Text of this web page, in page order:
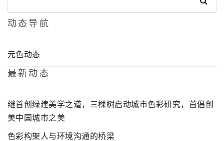
动态导航
元色动态
最新动态
继首创绿建美学之道，三棵树启动城市色彩研究，首倡创
美中国城市之美
色彩构架人与环境沟通的桥梁